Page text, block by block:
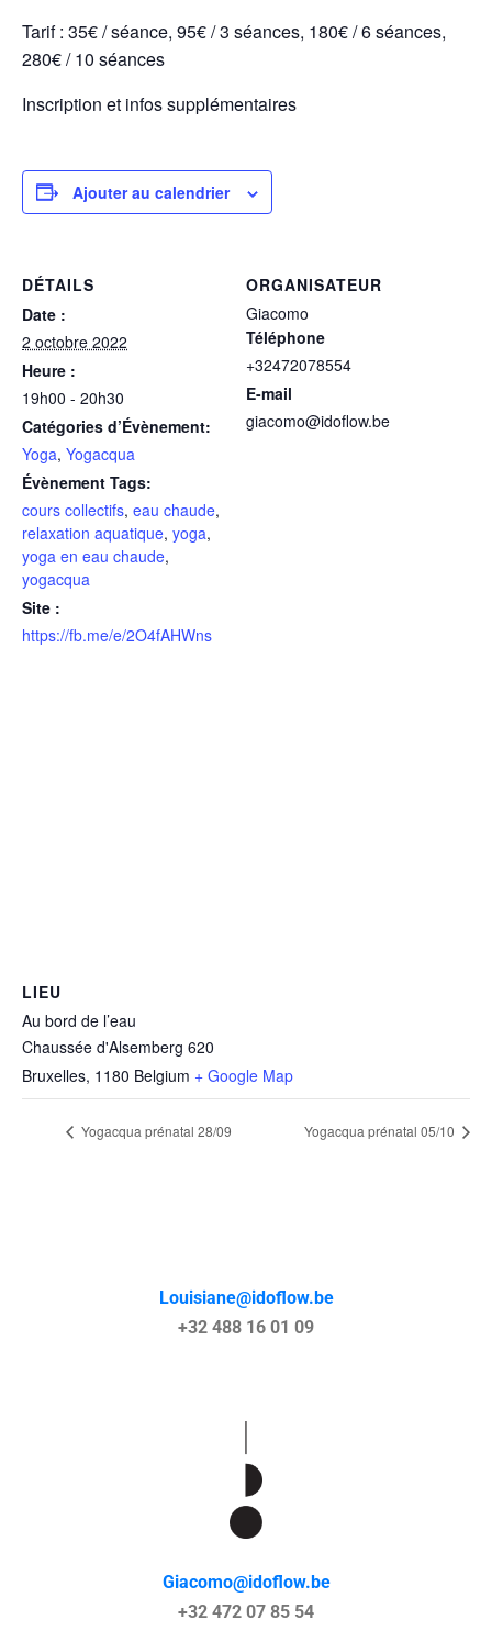
Tarif : 35€ / séance, 95€ / 3 séances, 180€ / 6 séances,
280€ / 10 séances
Inscription et infos supplémentaires
Ajouter au calendrier
DÉTAILS
Date :
2 octobre 2022
Heure :
19h00 - 20h30
Catégories d’Évènement:
Yoga, Yogacqua
Évènement Tags:
cours collectifs, eau chaude,
relaxation aquatique, yoga,
yoga en eau chaude,
yogacqua
Site :
https://fb.me/e/2O4fAHWns
ORGANISATEUR
Giacomo
Téléphone
+32472078554
E-mail
giacomo@idoflow.be
LIEU
Au bord de l’eau
Chaussée d'Alsemberg 620
Bruxelles, 1180 Belgium + Google Map
Yogacqua prénatal 28/09 Yogacqua prénatal 05/10
Louisiane@idoflow.be
+32 488 16 01 09
Giacomo@idoflow.be
+32 472 07 85 54